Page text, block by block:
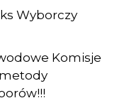
Wyborczy
Komisje